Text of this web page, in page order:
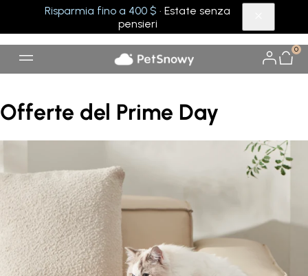
Risparmia fino a 400 $ · Estate senza
pensieri
0
Offerte del Prime Day